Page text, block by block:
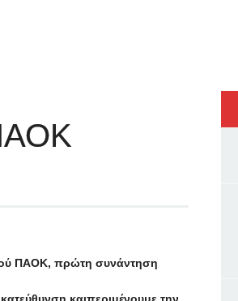
ΠΑΟΚ, πρώτη συνάντηση